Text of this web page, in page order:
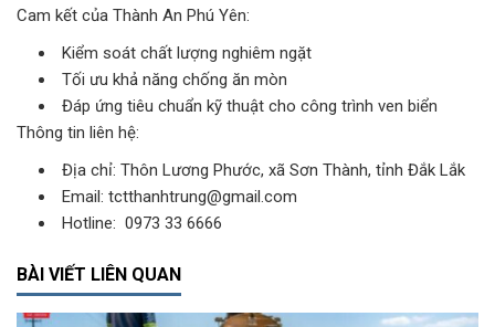
Cam kết của Thành An Phú Yên:
Kiểm soát chất lượng nghiêm ngặt
Tối ưu khả năng chống ăn mòn
Đáp ứng tiêu chuẩn kỹ thuật cho công trình ven biển
Thông tin liên hệ:
Địa chỉ: Thôn Lương Phước, xã Sơn Thành, tỉnh Đắk Lắk
Email: tctthanhtrung@gmail.com
Hotline: 0973 33 6666
BÀI VIẾT LIÊN QUAN